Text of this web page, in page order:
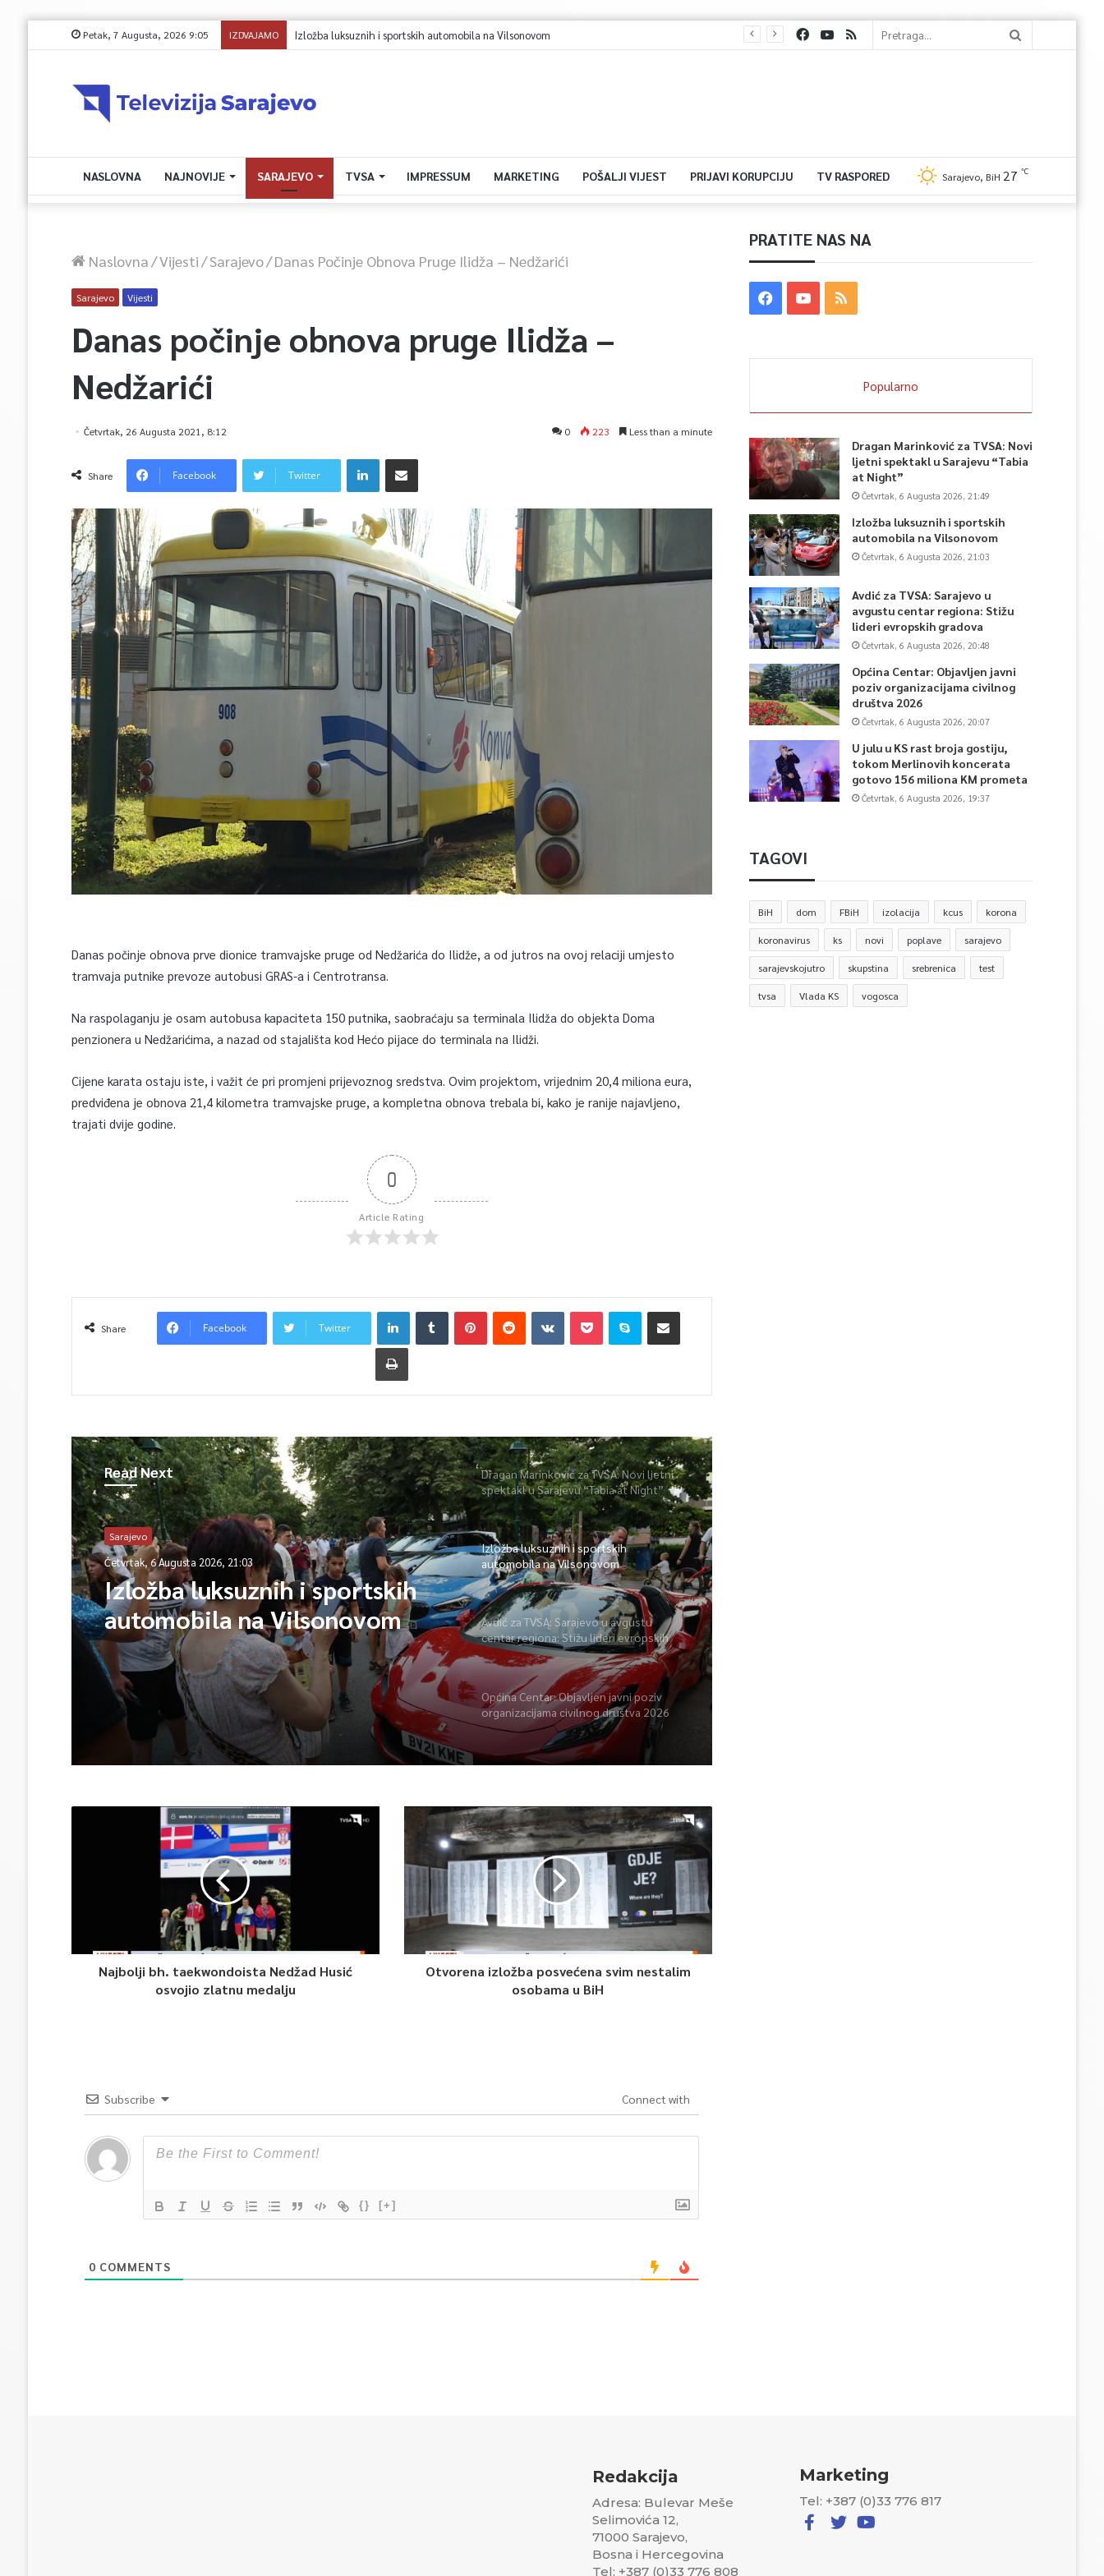
Petak, 7 Augusta, 2026 9:05 IZDVAJAMO Izložba luksuznih i sportskih automobila na Vilsonovom
NASLOVNA NAJNOVIJE SARAJEVO TVSA IMPRESSUM MARKETING POŠALJI VIJEST PRIJAVI KORUPCIJU TV RASPORED Sarajevo, BiH 27 ℃
Naslovna/Vijesti/Sarajevo/Danas Počinje Obnova Pruge Ilidža – Nedžarići
Sarajevo Vijesti
Danas počinje obnova pruge Ilidža –
Nedžarići
Četvrtak, 26 Augusta 2021, 8:12 0 223 Less than a minute
Share Facebook Twitter
Danas počinje obnova prve dionice tramvajske pruge od Nedžarića do Ilidže, a od jutros na ovoj relaciji umjesto
tramvaja putnike prevoze autobusi GRAS-a i Centrotransa.
Na raspolaganju je osam autobusa kapaciteta 150 putnika, saobraćaju sa terminala Ilidža do objekta Doma
penzionera u Nedžarićima, a nazad od stajališta kod Hećo pijace do terminala na Ilidži.
Cijene karata ostaju iste, i važit će pri promjeni prijevoznog sredstva. Ovim projektom, vrijednim 20,4 miliona eura,
predviđena je obnova 21,4 kilometra tramvajske pruge, a kompletna obnova trebala bi, kako je ranije najavljeno,
trajati dvije godine.
0
Article Rating
Share Facebook Twitter
Read Next
Sarajevo
Četvrtak, 6 Augusta 2026, 21:03
Izložba luksuznih i sportskih
automobila na Vilsonovom
Dragan Marinković za TVSA: Novi ljetni
spektakl u Sarajevu “Tabia at Night”
Izložba luksuznih i sportskih
automobila na Vilsonovom
Avdić za TVSA: Sarajevo u avgustu
centar regiona: Stižu lideri evropskih
gradova
Općina Centar: Objavljen javni poziv
organizacijama civilnog društva 2026
Najbolji bh. taekwondoista Nedžad Husić
osvojio zlatnu medalju
Otvorena izložba posvećena svim nestalim
osobama u BiH
Subscribe Connect with
{} [+]
0 COMMENTS
PRATITE NAS NA
Popularno
Dragan Marinković za TVSA: Novi
ljetni spektakl u Sarajevu “Tabia
at Night”
Četvrtak, 6 Augusta 2026, 21:49
Izložba luksuznih i sportskih
automobila na Vilsonovom
Četvrtak, 6 Augusta 2026, 21:03
Avdić za TVSA: Sarajevo u
avgustu centar regiona: Stižu
lideri evropskih gradova
Četvrtak, 6 Augusta 2026, 20:48
Općina Centar: Objavljen javni
poziv organizacijama civilnog
društva 2026
Četvrtak, 6 Augusta 2026, 20:07
U julu u KS rast broja gostiju,
tokom Merlinovih koncerata
gotovo 156 miliona KM prometa
Četvrtak, 6 Augusta 2026, 19:37
TAGOVI
BiH dom FBiH izolacija kcus korona
koronavirus ks novi poplave sarajevo
sarajevskojutro skupstina srebrenica test
tvsa Vlada KS vogosca
Redakcija
Adresa: Bulevar Meše
Selimovića 12,
71000 Sarajevo,
Bosna i Hercegovina
Tel: +387 (0)33 776 808
Marketing
Tel: +387 (0)33 776 817